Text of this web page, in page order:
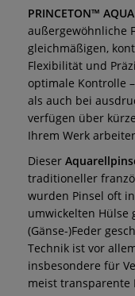
PRINCETON™
außergewöhnliche
gleichmäßigen,
Flexibilität und
optimale Kontrolle
als auch bei
verfügen über
Ihrem Werk
Dieser
traditioneller
wurden Pinsel oft
umwickelten Hülse
(Gänse-)Feder
Technik ist vor
insbesondere für
meist transparente